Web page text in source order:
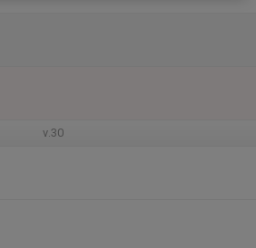
v.30